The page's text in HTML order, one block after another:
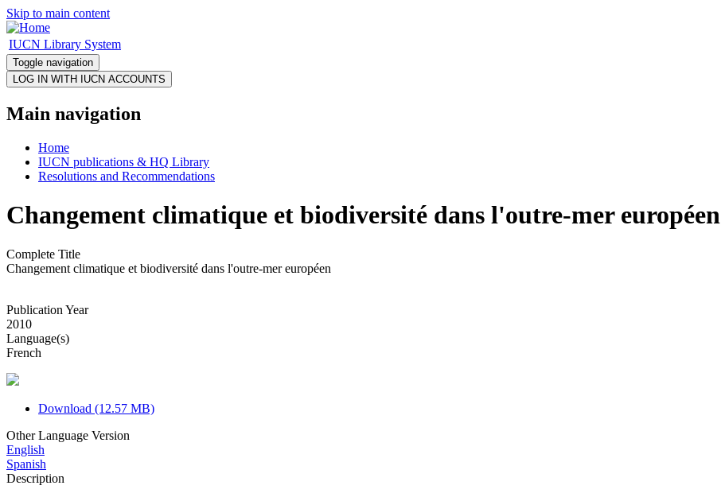
Skip to main content
IUCN Library System
Toggle navigation
Main navigation
Home
IUCN publications & HQ Library
Resolutions and Recommendations
Changement climatique et biodiversité dans l'outre-mer européen
Complete Title
Changement climatique et biodiversité dans l'outre-mer européen
Publication Year
2010
Language(s)
French
Download (12.57 MB)
Other Language Version
English
Spanish
Description